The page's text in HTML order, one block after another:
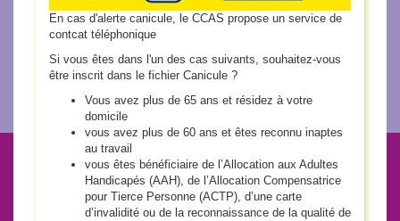
En cas d'alerte canicule, le CCAS propose un service de
contcat téléphonique
Si vous êtes dans l'un des cas suivants, souhaitez-vous
être inscrit dans le fichier Canicule ?
Vous avez plus de 65 ans et résidez à votre
domicile
vous avez plus de 60 ans et êtes reconnu inaptes
au travail
vous êtes bénéficiaire de l’Allocation aux Adultes
Handicapés (AAH), de l’Allocation Compensatrice
pour Tierce Personne (ACTP), d’une carte
d’invalidité ou de la reconnaissance de la qualité de